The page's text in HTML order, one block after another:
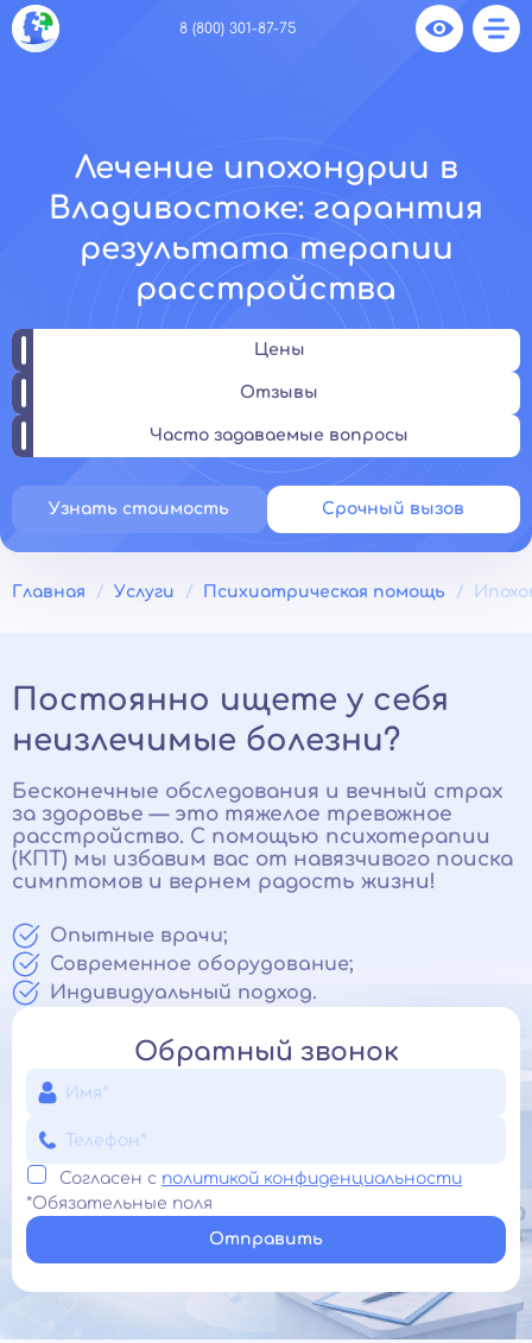
8 (800) 301-87-75
Лечение ипохондрии в
Владивостоке: гарантия
результата терапии
расстройства
Цены
Отзывы
Часто задаваемые вопросы
Узнать стоимость Срочный вызов
Главная Услуги Психиатрическая помощь
Постоянно ищете у себя
неизлечимые болезни?
Бесконечные обследования и вечный страх
за здоровье — это тяжелое тревожное
расстройство. С помощью психотерапии
(КПТ) мы избавим вас от навязчивого поиска
симптомов и вернем радость жизни!
Опытные врачи;
Современное оборудование;
Индивидуальный подход.
Обратный звонок
Согласен с политикой конфиденциальности
*Обязательные поля
Отправить